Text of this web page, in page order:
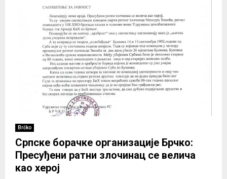
Brčko
Српске борачке организације Брчко:
Пресуђени ратни злочинац се велича
као херој